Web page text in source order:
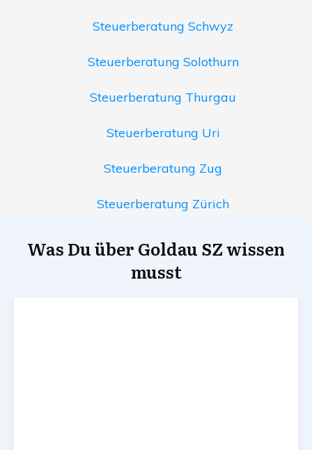
Steuerberatung Schwyz
Steuerberatung Solothurn
Steuerberatung Thurgau
Steuerberatung Uri
Steuerberatung Zug
Steuerberatung Zürich
Was Du über Goldau SZ wissen
musst